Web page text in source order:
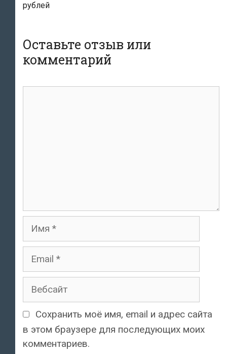
рублей
Оставьте отзыв или
комментарий
Имя
Email
Вебсайт
Сохранить моё имя, email и адрес сайта
в этом браузере для последующих моих
комментариев.